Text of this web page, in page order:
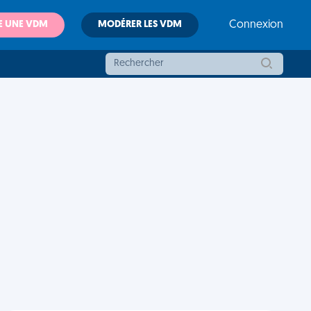
UNE VDM MODÉRER LES VDM Connexion